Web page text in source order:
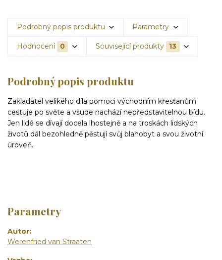
Podrobný popis produktu Parametry
Hodnocení 0 Související produkty 13
Podrobný popis produktu
Zakladatel velikého díla pomoci východním křesťanům
cestuje po světe a všude nachází nepředstavitelnou bídu.
Jen lidé se dívají docela lhostejně a na troskách lidských
životů dál bezohledně pěstují svůj blahobyt a svou životní
úroveň.
Parametry
Autor
Werenfried van Straaten